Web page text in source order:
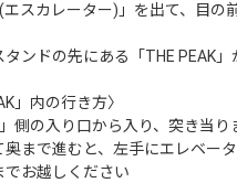
スカレーター)」を出て、目の
ンドの先にある「THE PEAK」
」内の行き方〉
側の入り口から入り、突き当り
まで進むと、左手にエレベー
でお越しください